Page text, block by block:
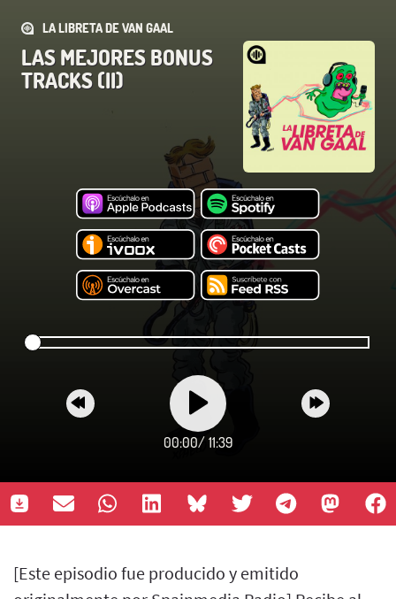
LA LIBRETA DE VAN GAAL
LAS MEJORES BONUS
TRACKS (II)
00:00/ 11:39
[Este episodio fue producido y emitido